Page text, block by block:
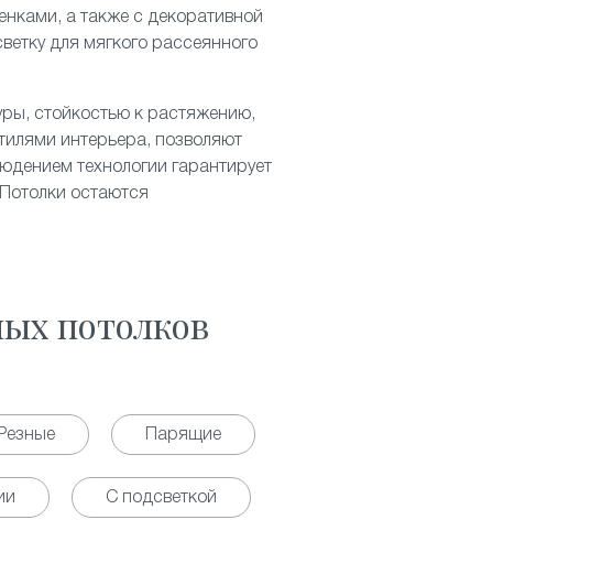
а также с декоративной
для мягкого рассеянного
стойкостью к растяжению,
интерьера, позволяют
технологии гарантирует
остаются
потолков
Резные Парящие
С подсветкой